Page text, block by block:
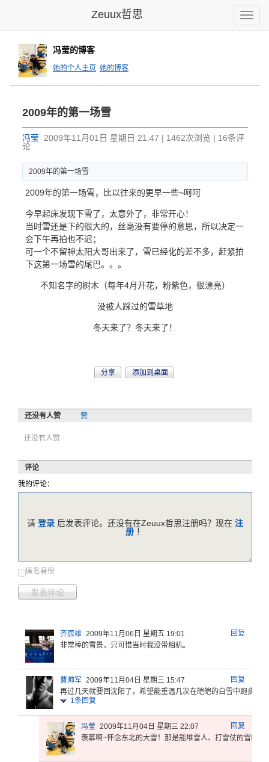
Toggle
Zeuux哲思
冯莹的博客
她的个人主页 她的博客
2009年的第一场雪
冯莹 2009年11月01日 星期日 21:47 | 1462次浏览 | 16条评
论
2009年的第一场雪
2009年的第一场雪，比以往来的更早一些~呵呵
今早起床发现下雪了，太意外了，非常开心！
当时雪还是下的很大的，丝毫没有要停的意思，所以决定一
会下午再拍也不迟；
可一个不留神太阳大哥出来了，雪已经化的差不多，赶紧拍
下这第一场雪的尾巴。。。
不知名字的树木（每年4月开花，粉紫色，很漂亮）
没被人踩过的雪草地
冬天来了？冬天来了！
分享 添加到桌面
还没有人赞 赞
还没有人赞
评论
我的评论：
匿名身份
发表评论
请 登录 后发表评论。还没有在Zeuux哲思注册吗？现在 注
册 ！
回复
齐辰雄 2009年11月06日 星期五 19:01
非常棒的雪景，只可惜当时我没带相机。
回复
曹帅军 2009年11月04日 星期三 15:47
再过几天就要回沈阳了 ，希望能重温几次在皑皑的白雪中跑步的
1条回复
回复
冯莹 2009年11月04日 星期三 22:07
羡慕啊~怀念东北的大雪！那是能堆雪人、打 雪仗的雪啊